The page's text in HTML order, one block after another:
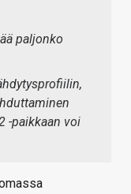
paljonko
-paikkaan voi